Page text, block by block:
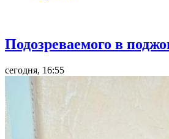
Подозреваемого в
сегодня, 16:55